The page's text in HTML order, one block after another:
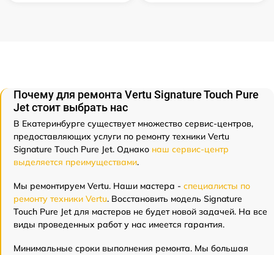
Почему для ремонта Vertu Signature Touch Pure
Jet стоит выбрать нас
В Екатеринбурге существует множество сервис-центров,
предоставляющих услуги по ремонту техники Vertu
Signature Touch Pure Jet. Однако наш сервис-центр
выделяется преимуществами.
Мы ремонтируем Vertu. Наши мастера - специалисты по
ремонту техники Vertu. Восстановить модель Signature
Touch Pure Jet для мастеров не будет новой задачей. На все
виды проведенных работ у нас имеется гарантия.
Минимальные сроки выполнения ремонта. Мы большая